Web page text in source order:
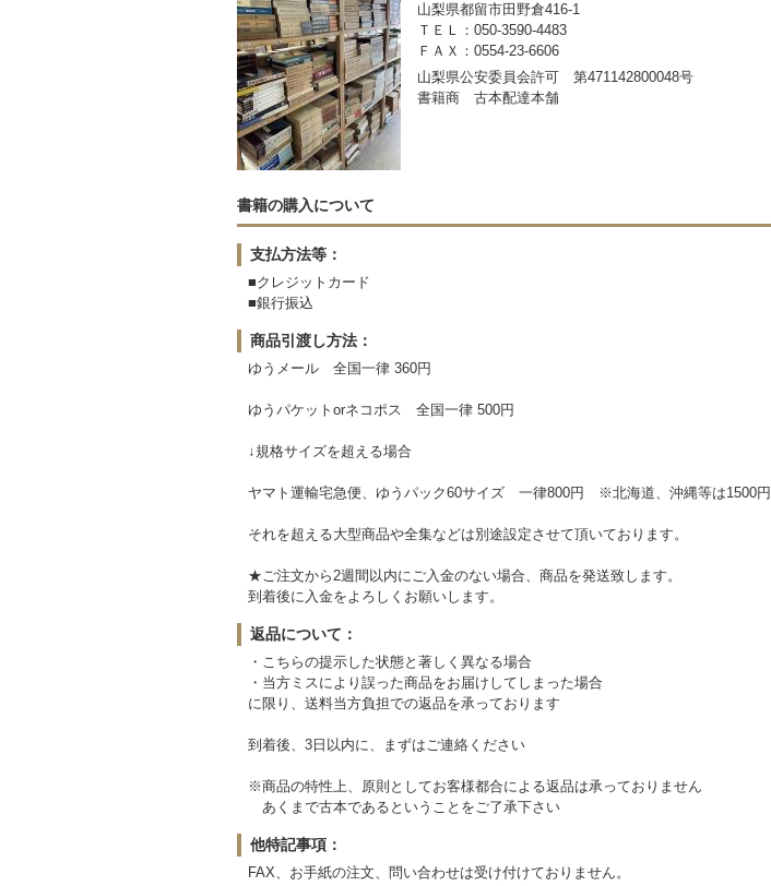
山梨県都留市田野倉416-1
ＴＥＬ：050-3590-4483
ＦＡＸ：0554-23-6606
山梨県公安委員会許可 第471142800048号
書籍商 古本配達本舗
書籍の購入について
支払方法等：
■クレジットカード
■銀行振込
商品引渡し方法：
ゆうメール 全国一律 360円
ゆうパケットorネコポス 全国一律 500円
↓規格サイズを超える場合
ヤマト運輸宅急便、ゆうパック60サイズ 一律800円 ※北海道、沖縄等は1500円
それを超える大型商品や全集などは別途設定させて頂いております。
★ご注文から2週間以内にご入金のない場合、商品を発送致します。
到着後に入金をよろしくお願いします。
返品について：
・こちらの提示した状態と著しく異なる場合
・当方ミスにより誤った商品をお届けしてしまった場合
に限り、送料当方負担での返品を承っております
到着後、3日以内に、まずはご連絡ください
※商品の特性上、原則としてお客様都合による返品は承っておりません
あくまで古本であるということをご了承下さい
他特記事項：
FAX、お手紙の注文、問い合わせは受け付けておりません。